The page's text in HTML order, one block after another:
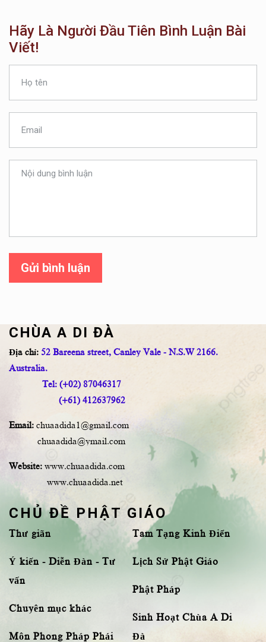
Hãy Là Người Đầu Tiên Bình Luận Bài
Viết!
Gửi bình luận
CHÙA A DI ĐÀ
Địa chỉ: 52 Bareena street, Canley Vale - N.S.W 2166.
Australia.
Tel: (+02) 87046317
(+61) 412637962
Email: chuaadida1@gmail.com
chuaadida@ymail.com
Website: www.chuaadida.com
www.chuaadida.net
CHỦ ĐỀ PHẬT GIÁO
Thư giãn
Ý kiến - Diễn Đàn - Tư
vấn
Chuyên mục khác
Môn Phong Pháp Phái
Tam Tạng Kinh Điển
Lịch Sử Phật Giáo
Phật Pháp
Sinh Hoạt Chùa A Di
Đà